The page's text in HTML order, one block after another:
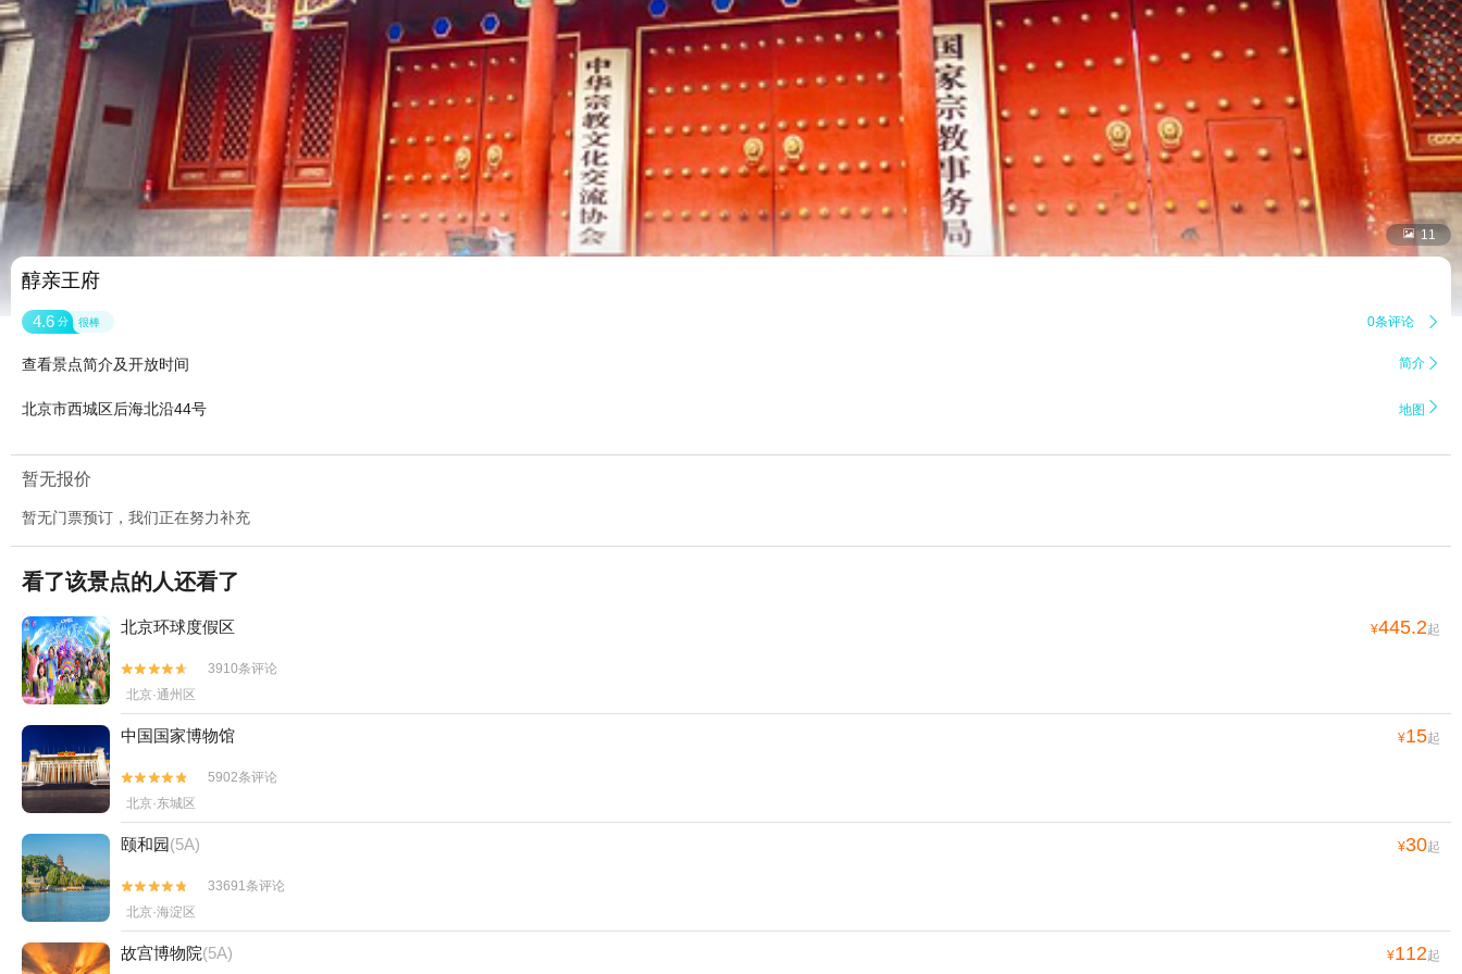
 11
醇亲王府
4.6 分 很棒 0条评论 
查看景点简介及开放时间 简介 
北京市西城区后海北沿44号 地图 
暂无报价
暂无门票预订，我们正在努力补充
看了该景点的人还看了
北京环球度假区 ¥445.2起


3910条评论
北京·通州区
中国国家博物馆 ¥15起


5902条评论
北京·东城区
颐和园(5A) ¥30起


33691条评论
北京·海淀区
故宫博物院(5A) ¥112起